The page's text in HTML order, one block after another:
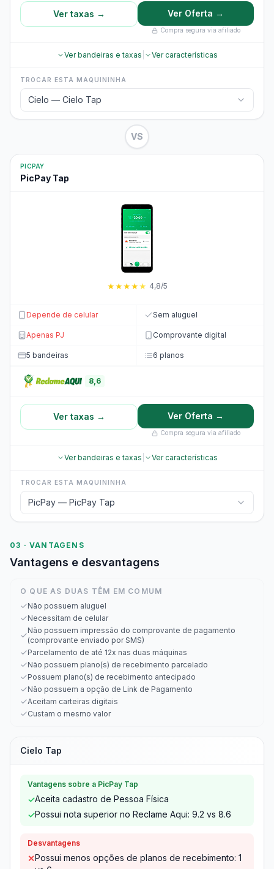
Ver taxas → Ver Oferta →
Compra segura via afiliado
Ver bandeiras e taxas Ver características
TROCAR ESTA MAQUININHA
Cielo — Cielo Tap
VS
PICPAY
PicPay Tap
★★★★★ 4,8/5
Depende de celular Sem aluguel
Apenas PJ Comprovante digital
5 bandeiras 6 planos
8,6
Ver taxas → Ver Oferta →
Compra segura via afiliado
Ver bandeiras e taxas Ver características
TROCAR ESTA MAQUININHA
PicPay — PicPay Tap
03 · VANTAGENS
Vantagens e desvantagens
O QUE AS DUAS TÊM EM COMUM
Não possuem aluguel
Necessitam de celular
Não possuem impressão do comprovante de pagamento
(comprovante enviado por SMS)
Parcelamento de até 12x nas duas máquinas
Não possuem plano(s) de recebimento parcelado
Possuem plano(s) de recebimento antecipado
Não possuem a opção de Link de Pagamento
Aceitam carteiras digitais
Custam o mesmo valor
Cielo Tap
Vantagens sobre a PicPay Tap
✓Aceita cadastro de Pessoa Física
✓Possui nota superior no Reclame Aqui: 9.2 vs 8.6
Desvantagens
✕Possui menos opções de planos de recebimento: 1